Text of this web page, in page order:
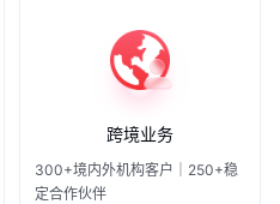
跨境业务
300+境内外机构客户｜250+稳
定合作伙伴